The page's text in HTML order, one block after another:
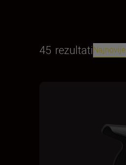
45 rezultatiNajnovije